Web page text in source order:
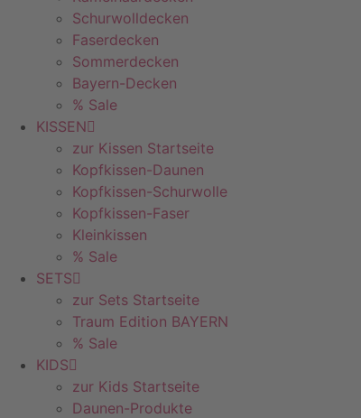
Schurwolldecken
Faserdecken
Sommerdecken
Bayern-Decken
% Sale
KISSEN
zur Kissen Startseite
Kopfkissen-Daunen
Kopfkissen-Schurwolle
Kopfkissen-Faser
Kleinkissen
% Sale
SETS
zur Sets Startseite
Traum Edition BAYERN
% Sale
KIDS
zur Kids Startseite
Daunen-Produkte